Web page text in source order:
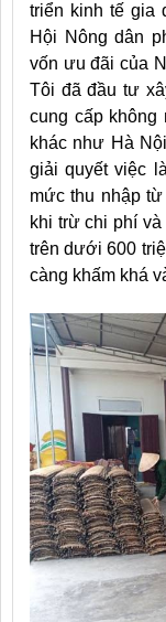
triển kinh tế gia
Hội Nông dân
vốn ưu đãi của
Tôi đã đầu tư
cung cấp không
khác như Hà
giải quyết việc
mức thu nhập
khi trừ chi phí
trên dưới 600
càng khấm khá